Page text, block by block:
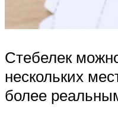
Стебелек
нескольких
более